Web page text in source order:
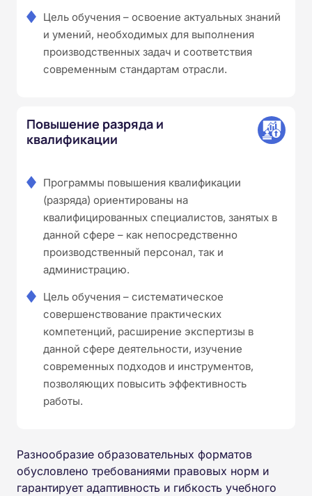
Цель обучения – освоение актуальных знаний
и умений, необходимых для выполнения
производственных задач и соответствия
современным стандартам отрасли.
Повышение разряда и
квалификации
Программы повышения квалификации
(разряда) ориентированы на
квалифицированных специалистов, занятых в
данной сфере – как непосредственно
производственный персонал, так и
администрацию.
Цель обучения – систематическое
совершенствование практических
компетенций, расширение экспертизы в
данной сфере деятельности, изучение
современных подходов и инструментов,
позволяющих повысить эффективность
работы.
Разнообразие образовательных форматов
обусловлено требованиями правовых норм и
гарантирует адаптивность и гибкость учебного